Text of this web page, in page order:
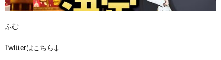
ふむ
Twitterはこちら↓